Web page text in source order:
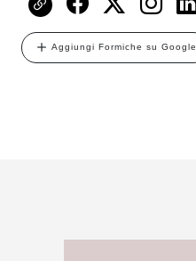
Aggiungi Formiche su Google